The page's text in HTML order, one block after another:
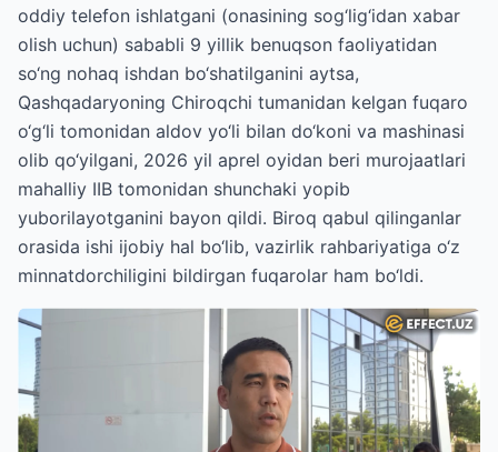
oddiy telefon ishlatgani (onasining sog‘lig‘idan xabar
olish uchun) sababli 9 yillik benuqson faoliyatidan
so‘ng nohaq ishdan bo‘shatilganini aytsa,
Qashqadaryoning Chiroqchi tumanidan kelgan fuqaro
o‘g‘li tomonidan aldov yo‘li bilan do‘koni va mashinasi
olib qo‘yilgani, 2026 yil aprel oyidan beri murojaatlari
mahalliy IIB tomonidan shunchaki yopib
yuborilayotganini bayon qildi. Biroq qabul qilinganlar
orasida ishi ijobiy hal bo‘lib, vazirlik rahbariyatiga o‘z
minnatdorchiligini bildirgan fuqarolar ham bo‘ldi.